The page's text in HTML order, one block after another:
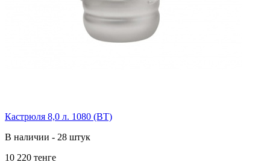
Кастрюля 8,0 л. 1080 (ВТ)
В наличии - 28 штук
10 220 тенге